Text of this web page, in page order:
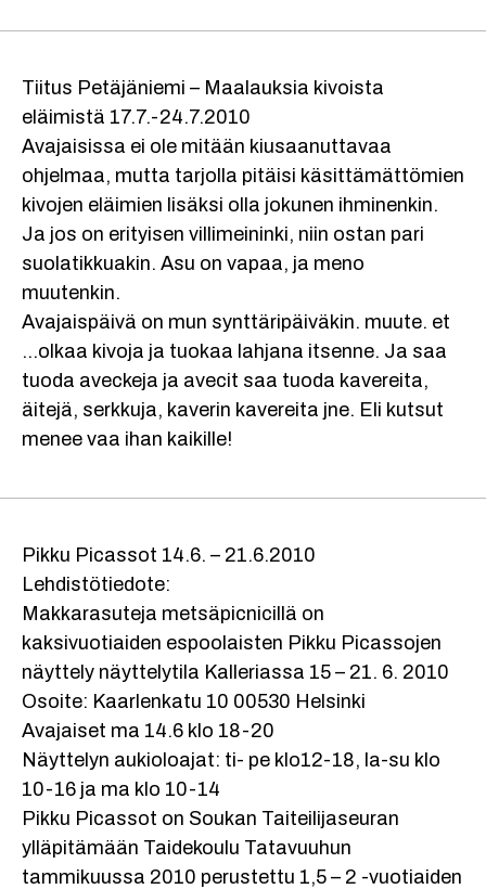
Tiitus Petäjäniemi – Maalauksia kivoista
eläimistä 17.7.-24.7.2010
Avajaisissa ei ole mitään kiusaanuttavaa
ohjelmaa, mutta tarjolla pitäisi käsittämättömien
kivojen eläimien lisäksi olla jokunen ihminenkin.
Ja jos on erityisen villimeininki, niin ostan pari
suolatikkuakin. Asu on vapaa, ja meno
muutenkin.
Avajaispäivä on mun synttäripäiväkin. muute. et
…olkaa kivoja ja tuokaa lahjana itsenne. Ja saa
tuoda aveckeja ja avecit saa tuoda kavereita,
äitejä, serkkuja, kaverin kavereita jne. Eli kutsut
menee vaa ihan kaikille!
Pikku Picassot 14.6. – 21.6.2010
Lehdistötiedote:
Makkarasuteja metsäpicnicillä on
kaksivuotiaiden espoolaisten Pikku Picassojen
näyttely näyttelytila Kalleriassa 15 – 21. 6. 2010
Osoite: Kaarlenkatu 10 00530 Helsinki
Avajaiset ma 14.6 klo 18-20
Näyttelyn aukioloajat: ti- pe klo12-18, la-su klo
10-16 ja ma klo 10-14
Pikku Picassot on Soukan Taiteilijaseuran
ylläpitämään Taidekoulu Tatavuuhun
tammikuussa 2010 perustettu 1,5 – 2 -vuotiaiden